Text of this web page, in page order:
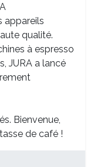
appareils
qualité.
à espresso
JURA a lancé
Bienvenue,
de café !